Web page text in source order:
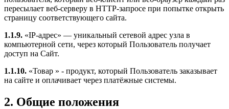
пересылает веб-серверу в HTTP-запросе при попытке открыть
страницу соответствующего сайта.
1.1.9. «IP-адрес» — уникальный сетевой адрес узла в
компьютерной сети, через который Пользователь получает
доступ на Сайт.
1.1.10. «Товар » - продукт, который Пользователь заказывает
на сайте и оплачивает через платёжные системы.
2. Общие положения